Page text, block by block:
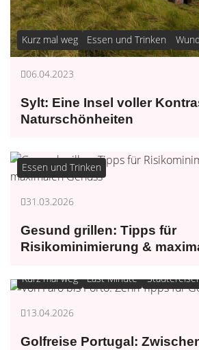
Kurz mal weg Essen und Trinken
06.04.2023
Sylt: Eine Insel voller
Naturschönheiten
Essen und Trinken
31.03.2026
Gesund grillen: Tipps für
Risikominimierung &
Kurz mal weg Last Minute
13.04.2026
Golfreise Portugal: